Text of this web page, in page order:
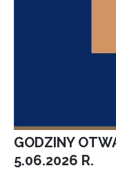
GODZINY
5.06.2026 R.